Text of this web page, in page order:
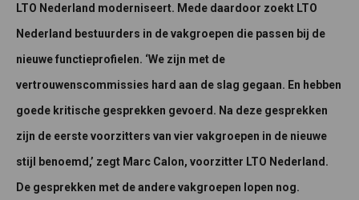
LTO Nederland moderniseert. Mede daardoor zoekt LTO
Nederland bestuurders in de vakgroepen die passen bij de
nieuwe functieprofielen. ‘We zijn met de
vertrouwenscommissies hard aan de slag gegaan. En hebben
goede kritische gesprekken gevoerd. Na deze gesprekken
zijn de eerste voorzitters van vier vakgroepen in de nieuwe
stijl benoemd,’ zegt Marc Calon, voorzitter LTO Nederland.
De gesprekken met de andere vakgroepen lopen nog.